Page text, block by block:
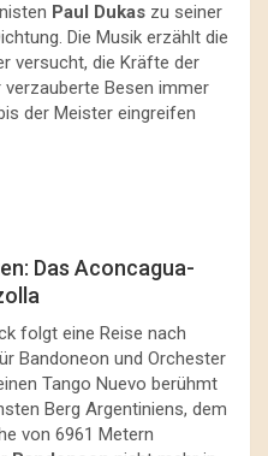
Paul Dukas zu seiner
Die Musik erzählt die
versucht, die Kräfte der
Besen immer
der Meister eingreifen
Das Aconcagua-
folgt eine Reise nach
Bandoneon und Orchester
Tango Nuevo berühmt
Berg Argentiniens, dem
von 6961 Metern